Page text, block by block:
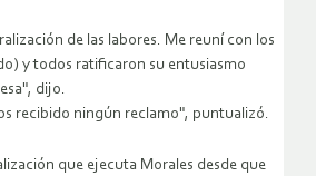
de las labores. Me reuní con los
y todos ratificaron su entusiasmo
dijo.
recibido ningún reclamo", puntualizó.
que ejecuta Morales desde que